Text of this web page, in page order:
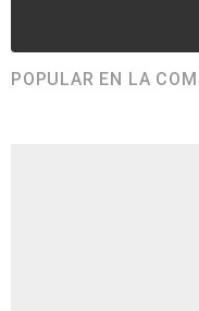
POPULAR EN LA